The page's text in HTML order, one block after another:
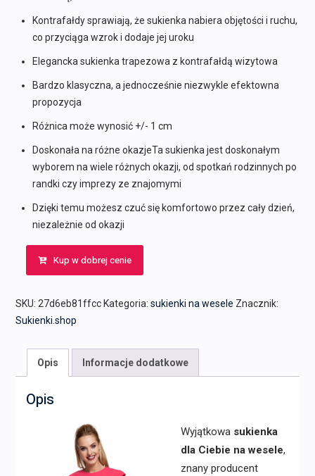
Kontrafałdy sprawiają, że sukienka nabiera objętości i ruchu,
co przyciąga wzrok i dodaje jej uroku
Elegancka sukienka trapezowa z kontrafałdą wizytowa
Bardzo klasyczna, a jednocześnie niezwykle efektowna
propozycja
Różnica może wynosić +/- 1 cm
Doskonała na różne okazjeTa sukienka jest doskonałym
wyborem na wiele różnych okazji, od spotkań rodzinnych po
randki czy imprezy ze znajomymi
Dzięki temu możesz czuć się komfortowo przez cały dzień,
niezależnie od okazji
Kup w dobrej cenie
SKU: 27d6eb81ffcc Kategoria: sukienki na wesele Znacznik:
Sukienki.shop
Opis Informacje dodatkowe
Opis
Wyjątkowa sukienka
dla Ciebie na wesele,
znany producent